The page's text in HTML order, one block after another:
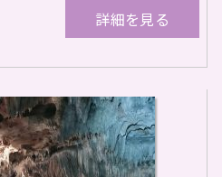
詳細を見る